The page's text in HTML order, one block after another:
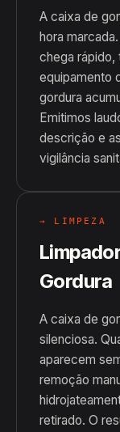
A caixa de
hora
chega rápido,
equipamento
gordura
Emitimos
descrição e
vigilância
→ LIMPEZA
Gordura
A caixa de
silenciosa.
aparecem
remoção
retirado. O